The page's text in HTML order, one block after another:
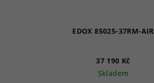
EDOX 85025-37RM-AIR
37 190 Kč
Skladem